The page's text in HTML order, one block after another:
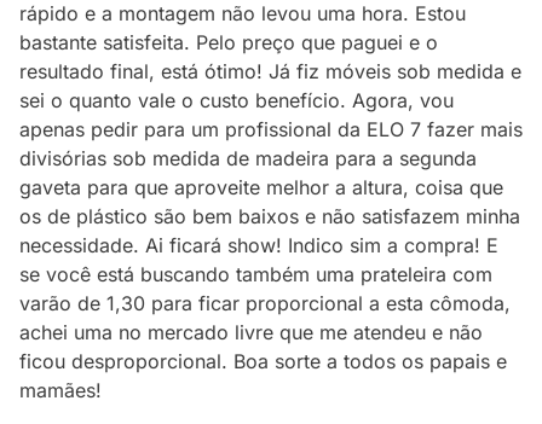
rápido e a montagem não levou uma hora. Estou
bastante satisfeita. Pelo preço que paguei e o
resultado final, está ótimo! Já fiz móveis sob medida e
sei o quanto vale o custo benefício. Agora, vou
apenas pedir para um profissional da ELO 7 fazer mais
divisórias sob medida de madeira para a segunda
gaveta para que aproveite melhor a altura, coisa que
os de plástico são bem baixos e não satisfazem minha
necessidade. Ai ficará show! Indico sim a compra! E
se você está buscando também uma prateleira com
varão de 1,30 para ficar proporcional a esta cômoda,
achei uma no mercado livre que me atendeu e não
ficou desproporcional. Boa sorte a todos os papais e
mamães!